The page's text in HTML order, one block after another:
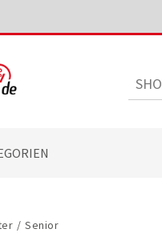
/ Senior